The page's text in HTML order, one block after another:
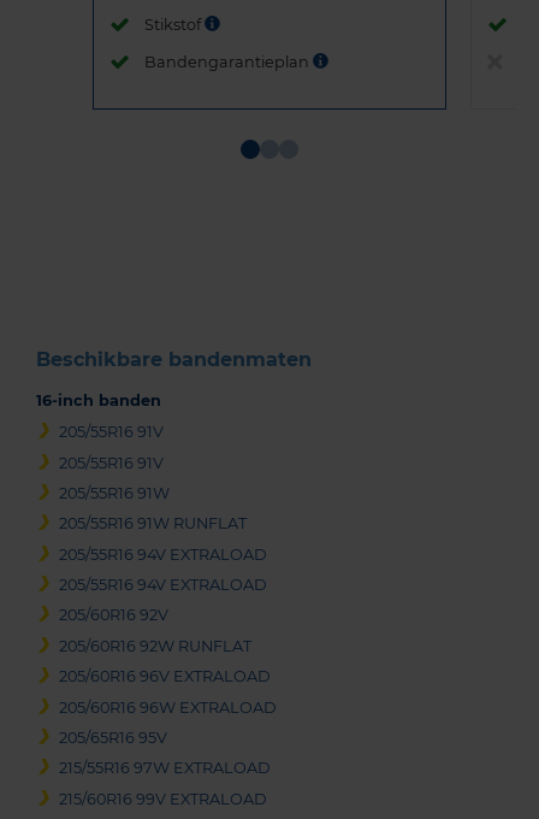
Stikstof
Bandengarantieplan
Beschikbare bandenmaten
16-inch banden
205/55R16 91V
205/55R16 91V
205/55R16 91W
205/55R16 91W RUNFLAT
205/55R16 94V EXTRALOAD
205/55R16 94V EXTRALOAD
205/60R16 92V
205/60R16 92W RUNFLAT
205/60R16 96V EXTRALOAD
205/60R16 96W EXTRALOAD
205/65R16 95V
215/55R16 97W EXTRALOAD
215/60R16 99V EXTRALOAD